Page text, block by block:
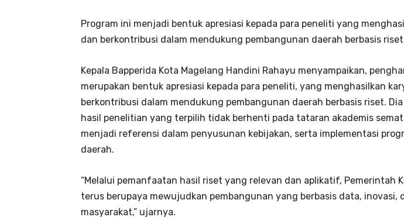
Program ini menjadi bentuk apresiasi kepada para peneliti yang
dan berkontribusi dalam mendukung pembangunan daerah berbasis
Kepala Bapperida Kota Magelang Handini Rahayu menyampaikan,
merupakan bentuk apresiasi kepada para peneliti, yang menghasilkan
berkontribusi dalam mendukung pembangunan daerah berbasis riset.
hasil penelitian yang terpilih tidak berhenti pada tataran akademis
menjadi referensi dalam penyusunan kebijakan, serta implementasi
daerah.
“Melalui pemanfaatan hasil riset yang relevan dan aplikatif, Pemerintah
terus berupaya mewujudkan pembangunan yang berbasis data, inovasi,
masyarakat,” ujarnya.